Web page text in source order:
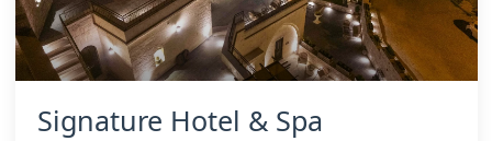
Signature Hotel & Spa